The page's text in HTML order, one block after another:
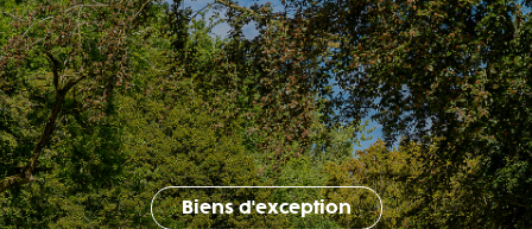
Biens d'exception